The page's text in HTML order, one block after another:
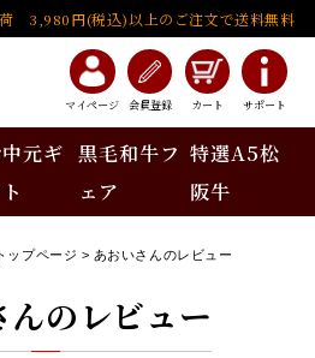
3,980円(税込)以上のご注文で送料無料
マイページ 会員登録 カート サポート
元ギ 黒毛和牛フ
ェア
特選A5松
阪牛
ップページ あおいさんのレビュー
んのレビュー